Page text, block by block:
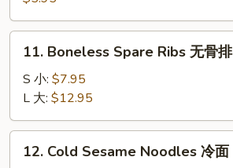
(10)
炸
Boneless
Spare
Ribs
无
骨
11. Boneless Spare Ribs 无骨排
S 小: $7.95
L 大: $12.95
Cold12. Cold Sesame Noodles 冷面